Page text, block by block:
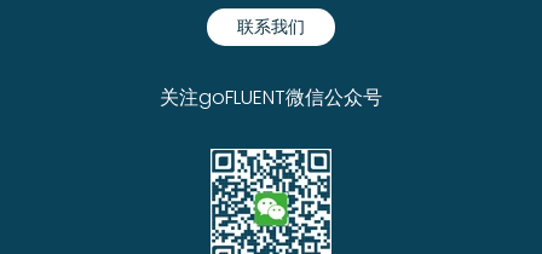
联系我们
关注goFLUENT微信公众号